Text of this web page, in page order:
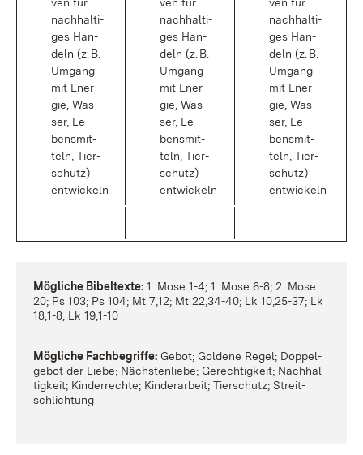
nach­hal­ti­
ges Han­
deln (z. B.
Um­gang
mit En­er­
gie, Was­
ser, Le­
bens­mit­
teln, Tier­
schutz)
ent­wi­ckeln
nach­hal­ti­
ges Han­
deln (z. B.
Um­gang
mit En­er­
gie, Was­
ser, Le­
bens­mit­
teln, Tier­
schutz)
ent­wi­ckeln
nach­hal­ti­
ges Han­
deln (z. B.
Um­gang
mit En­er­
gie, Was­
ser, Le­
bens­mit­
teln, Tier­
schutz)
ent­wi­ckeln
Mög­li­che Bi­bel­tex­te: 1. Mo­se 1-4; 1. Mo­se 6-8; 2. Mo­se
20; Ps 103; Ps 104; Mt 7,12; Mt 22,34-40; Lk 10,25-37; Lk
18,1-8; Lk 19,1-10
Mög­li­che Fach­be­grif­fe: Ge­bot; Gol­de­ne Re­gel; Dop­pel­
ge­bot der Lie­be; Nächs­ten­lie­be; Ge­rech­tig­keit; Nach­hal­
tig­keit; Kin­der­rech­te; Kin­der­ar­beit; Tier­schutz; Streit­
schlich­tung